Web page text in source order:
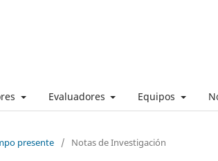
Evaluadores Equipos
presente / Notas de Investigación